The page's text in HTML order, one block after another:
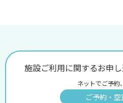
施設ご利用に関するお申
ネットでご予約
ご予約・